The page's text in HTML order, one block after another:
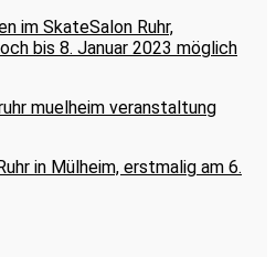
im SkateSalon Ruhr,
bis 8. Januar 2023 möglich
in Mülheim, erstmalig am 6.